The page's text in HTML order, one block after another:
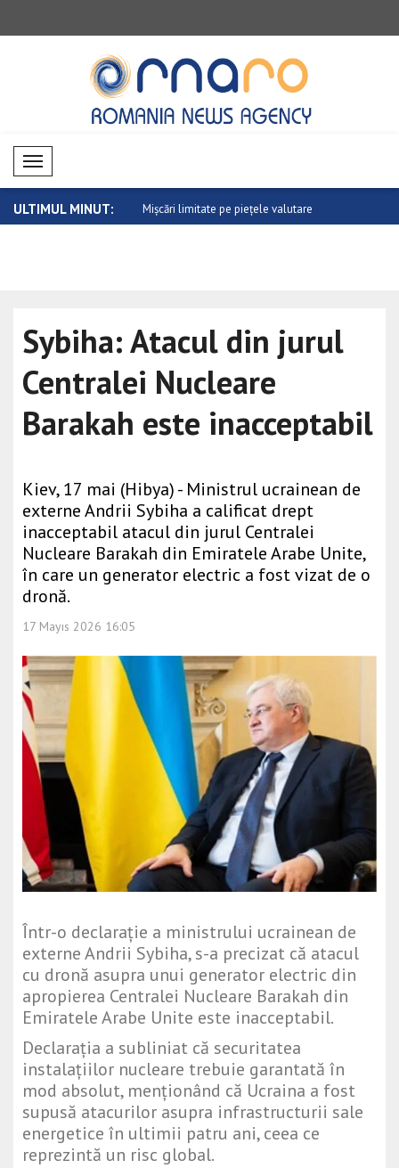
Mobil Menü
ULTIMUL MINUT:
pe piețele valutare Tendința de scădere a materiilor prime
Sybiha: Atacul din jurul
Centralei Nucleare
Barakah este inacceptabil
Kiev, 17 mai (Hibya) - Ministrul ucrainean de
externe Andrii Sybiha a calificat drept
inacceptabil atacul din jurul Centralei
Nucleare Barakah din Emiratele Arabe Unite,
în care un generator electric a fost vizat de o
dronă.
17 Mayıs 2026 16:05
Într-o declarație a ministrului ucrainean de
externeAndrii Sybiha, s-a precizat că atacul
cu dronă asupra unui generator electric din
apropierea Centralei Nucleare Barakah din
Emiratele Arabe Unite este inacceptabil.
Declarația a subliniat că securitatea
instalațiilor nucleare trebuie garantată în
mod absolut, menționând că Ucraina a fost
supusă atacurilor asupra infrastructurii sale
energetice în ultimii patru ani, ceea ce
reprezintă un risc global.